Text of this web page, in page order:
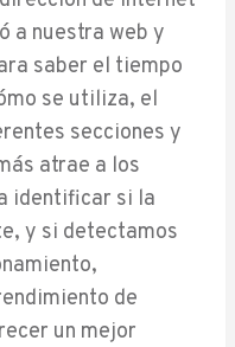
a nuestra web y
saber el tiempo
se utiliza, el
secciones y
atrae a los
identificar si la
y si detectamos
de
un mejor